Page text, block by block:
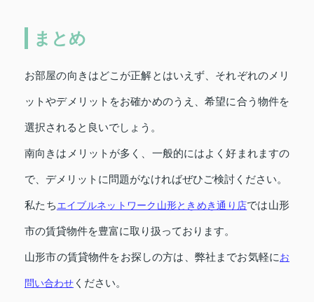
まとめ
お部屋の向きはどこが正解とはいえず、それぞれのメリ
ットやデメリットをお確かめのうえ、希望に合う物件を
選択されると良いでしょう。
南向きはメリットが多く、一般的にはよく好まれますの
で、デメリットに問題がなければぜひご検討ください。
私たちエイブルネットワーク山形ときめき通り店では山形
市の賃貸物件を豊富に取り扱っております。
山形市の賃貸物件をお探しの方は、弊社までお気軽にお
問い合わせ ください。